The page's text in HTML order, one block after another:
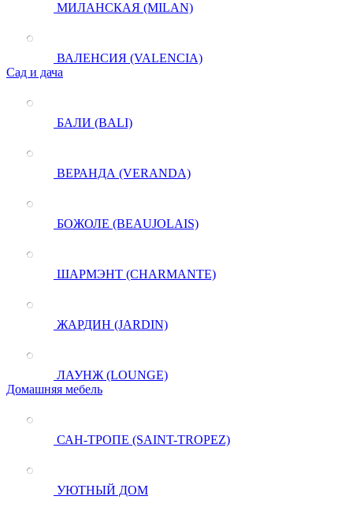
МИЛАНСКАЯ (MILAN)
ВАЛЕНСИЯ (VALENCIA)
Сад и дача
БАЛИ (BALI)
ВЕРАНДА (VERANDA)
БОЖОЛЕ (BEAUJOLAIS)
ШАРМЭНТ (CHARMANTE)
ЖАРДИН (JARDIN)
ЛАУНЖ (LOUNGE)
Домашняя мебель
САН-ТРОПЕ (SAINT-TROPEZ)
УЮТНЫЙ ДОМ